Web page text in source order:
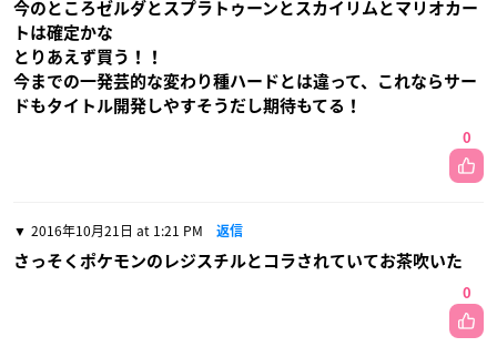
今のところゼルダとスプラトゥーンとスカイリムとマリオカー
トは確定かな
とりあえず買う！！
今までの一発芸的な変わり種ハードとは違って、これならサー
ドもタイトル開発しやすそうだし期待もてる！
0
2016年10月21日 at 1:21 PM 返信
さっそくポケモンのレジスチルとコラされていてお茶吹いた
0